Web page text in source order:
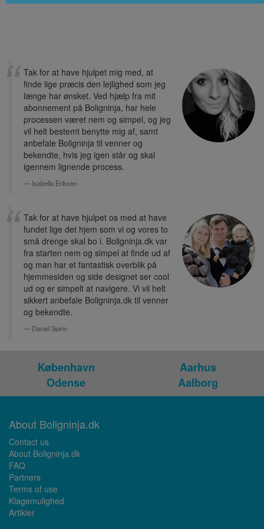
Tak for at have hjulpet mig med, at
finde lige præcis den lejlighed som jeg
længe har ønsket. Ved hjælp fra mit
abonnement på Boligninja, har hele
processen været nem og simpel, og jeg
vil helt bestemt benytte mig af, samt
anbefale Boligninja til venner og
bekendte, hvis jeg igen står og skal
igennem lignende process.
Isabella Eriksen
Tak for at have hjulpet os med at have
fundet lige det hjem som vi og vores to
små drenge skal bo i. Boligninja.dk var
fra starten nem og simpel at finde ud af
og man har et fantastisk overblik på
hjemmesiden og side designet ser cool
ud og er simpelt at navigere. Vi vil helt
sikkert anbefale Boligninja.dk til venner
og bekendte.
Daniel Spirin
København
Aarhus
Odense
Aalborg
About Boligninja.dk
Contact us
About Boligninja.dk
FAQ
Partners
Terms of use
Klagemulighed
Artikler